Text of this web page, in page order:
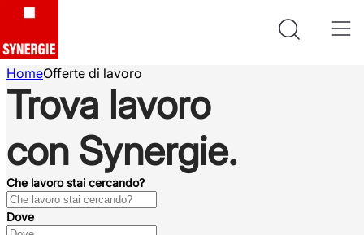
HomeOfferte di lavoro
Trova lavoro
con Synergie.
Che lavoro stai cercando?
Dove